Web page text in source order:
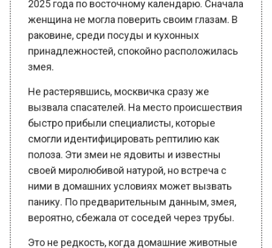
женщина не могла поверить своим глазам. В
раковине, среди посуды и кухонных
принадлежностей, спокойно расположилась
змея.
Не растерявшись, москвичка сразу же
вызвала спасателей. На место происшествия
быстро прибыли специалисты, которые
смогли идентифицировать рептилию как
полоза. Эти змеи не ядовиты и известны
своей миролюбивой натурой, но встреча с
ними в домашних условиях может вызвать
панику. По предварительным данным, змея,
вероятно, сбежала от соседей через трубы.